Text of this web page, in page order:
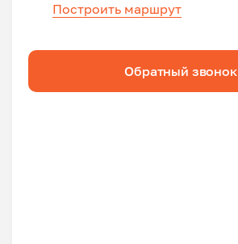
Построить маршрут
Обратный звонок